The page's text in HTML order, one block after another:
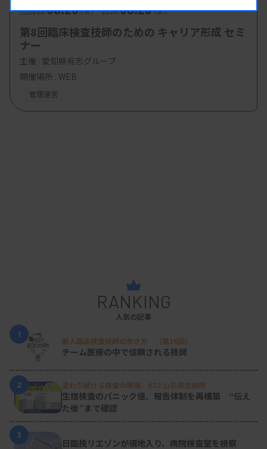
2026.08.20（木）-2026.08.20（木）
第8回臨床検査技師のための キャリア形成 セミ
ナー
主催 : 愛知県有志グループ
開催場所 : WEB
管理運営
RANKING
人気の記事
1
新人臨床検査技師の歩き方 ［第16回］
チーム医療の中で信頼される技師
2 変わり続ける検査の現場 #32 山形済生病院
生理検査のパニック値、報告体制を再構築 “伝え
た後”まで確認
3
日臨技リエゾンが現地入り、病院検査室を視察